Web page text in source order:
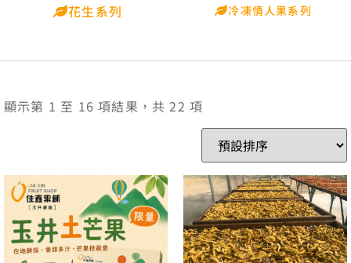
花生系列 冷凍情人果系列
顯示第 1 至 16 項結果，共 22 項